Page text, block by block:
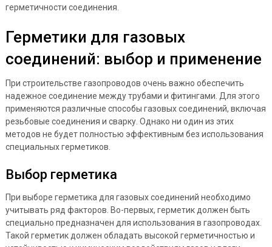
герметичности соединения.
Герметики для газовых
соединений: выбор и применение
При строительстве газопроводов очень важно обеспечить
надежное соединение между трубами и фитингами. Для этого
применяются различные способы газовых соединений, включая
резьбовые соединения и сварку. Однако ни один из этих
методов не будет полностью эффективным без использования
специальных герметиков.
Выбор герметика
При выборе герметика для газовых соединений необходимо
учитывать ряд факторов. Во-первых, герметик должен быть
специально предназначен для использования в газопроводах.
Такой герметик должен обладать высокой герметичностью и